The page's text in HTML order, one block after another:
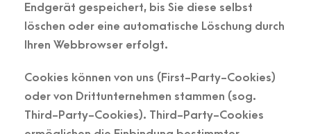
Endgerät gespeichert, bis Sie diese selbst
löschen oder eine automatische Löschung durch
Ihren Webbrowser erfolgt.
Cookies können von uns (First-Party-Cookies)
oder von Drittunternehmen stammen (sog.
Third-Party-Cookies). Third-Party-Cookies